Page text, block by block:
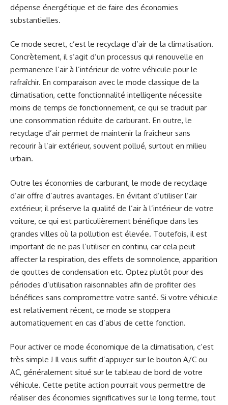
dépense énergétique et de faire des économies
substantielles.
Ce mode secret, c’est le recyclage d’air de la climatisation.
Concrètement, il s’agit d’un processus qui renouvelle en
permanence l’air à l’intérieur de votre véhicule pour le
rafraîchir. En comparaison avec le mode classique de la
climatisation, cette fonctionnalité intelligente nécessite
moins de temps de fonctionnement, ce qui se traduit par
une consommation réduite de carburant. En outre, le
recyclage d’air permet de maintenir la fraîcheur sans
recourir à l’air extérieur, souvent pollué, surtout en milieu
urbain.
Outre les économies de carburant, le mode de recyclage
d’air offre d’autres avantages. En évitant d’utiliser l’air
extérieur, il préserve la qualité de l’air à l’intérieur de votre
voiture, ce qui est particulièrement bénéfique dans les
grandes villes où la pollution est élevée. Toutefois, il est
important de ne pas l’utiliser en continu, car cela peut
affecter la respiration, des effets de somnolence, apparition
de gouttes de condensation etc. Optez plutôt pour des
périodes d’utilisation raisonnables afin de profiter des
bénéfices sans compromettre votre santé. Si votre véhicule
est relativement récent, ce mode se stoppera
automatiquement en cas d’abus de cette fonction.
Pour activer ce mode économique de la climatisation, c’est
très simple ! Il vous suffit d’appuyer sur le bouton A/C ou
AC, généralement situé sur le tableau de bord de votre
véhicule. Cette petite action pourrait vous permettre de
réaliser des économies significatives sur le long terme, tout